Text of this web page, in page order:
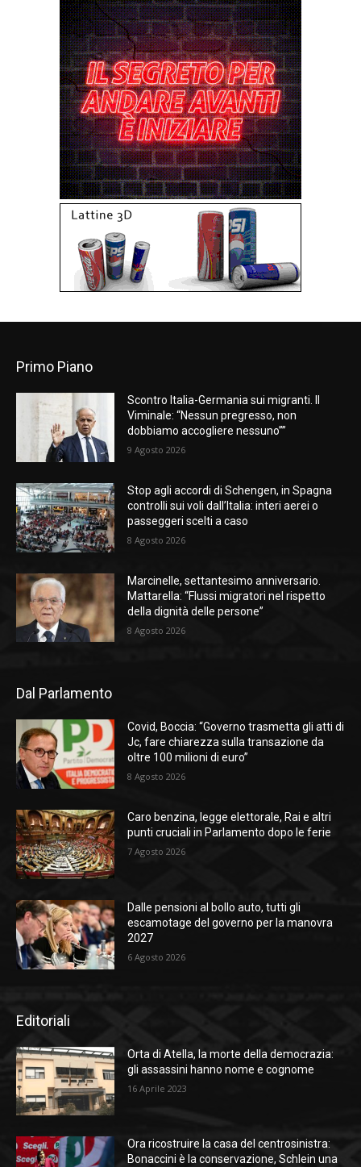
Primo Piano
Scontro Italia-Germania sui migranti. Il
Viminale: “Nessun pregresso, non
dobbiamo accogliere nessuno””
9 Agosto 2026
Stop agli accordi di Schengen, in Spagna
controlli sui voli dall’Italia: interi aerei o
passeggeri scelti a caso
8 Agosto 2026
Marcinelle, settantesimo anniversario.
Mattarella: “Flussi migratori nel rispetto
della dignità delle persone”
8 Agosto 2026
Dal Parlamento
Covid, Boccia: “Governo trasmetta gli atti di
Jc, fare chiarezza sulla transazione da
oltre 100 milioni di euro”
8 Agosto 2026
Caro benzina, legge elettorale, Rai e altri
punti cruciali in Parlamento dopo le ferie
7 Agosto 2026
Dalle pensioni al bollo auto, tutti gli
escamotage del governo per la manovra
2027
6 Agosto 2026
Editoriali
Orta di Atella, la morte della democrazia:
gli assassini hanno nome e cognome
16 Aprile 2023
Ora ricostruire la casa del centrosinistra:
Bonaccini è la conservazione, Schlein una